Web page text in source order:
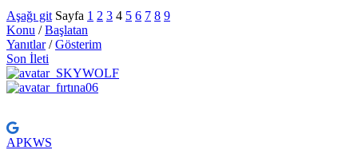
Aşağı git Sayfa 1 2 3 4 5 6 7 8 9
Konu /Başlatan
Yanıtlar/Gösterim
Son İleti
APKWS